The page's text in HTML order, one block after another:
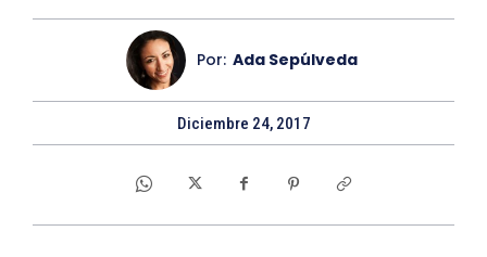
Por: Ada Sepúlveda
Diciembre 24, 2017